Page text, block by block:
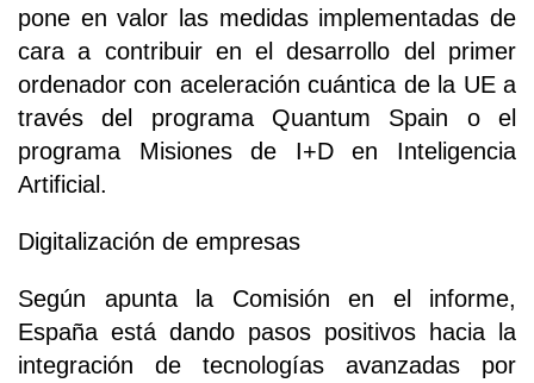
pone en valor las medidas implementadas de
cara a contribuir en el desarrollo del primer
ordenador con aceleración cuántica de la UE a
través del programa Quantum Spain o el
programa Misiones de I+D en Inteligencia
Artificial.
Digitalización de empresas
Según apunta la Comisión en el informe,
España está dando pasos positivos hacia la
integración de tecnologías avanzadas por